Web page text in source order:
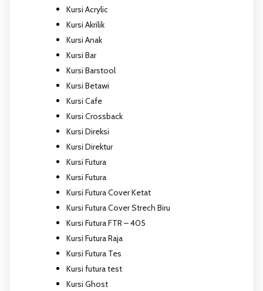
Kursi Acrylic
Kursi Akrilik
Kursi Anak
Kursi Bar
Kursi Barstool
Kursi Betawi
Kursi Cafe
Kursi Crossback
Kursi Direksi
Kursi Direktur
Kursi Futura
Kursi Futura
Kursi Futura Cover Ketat
Kursi Futura Cover Strech Biru
Kursi Futura FTR – 405
Kursi Futura Raja
Kursi Futura Tes
Kursi futura test
Kursi Ghost